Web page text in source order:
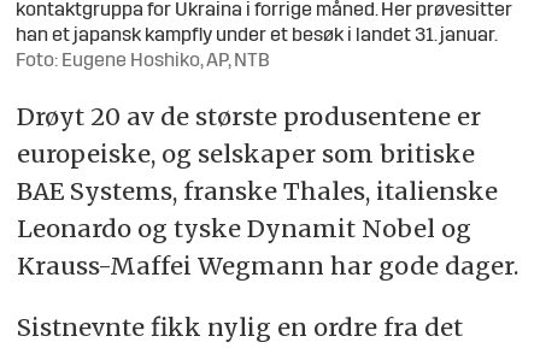
kontaktgruppa for Ukraina i forrige måned. Her prøvesitter
han et japansk kampfly under et besøk i landet 31. januar.
Foto: Eugene Hoshiko, AP, NTB
Drøyt 20 av de største produsentene er
europeiske, og selskaper som britiske
BAE Systems, franske Thales, italienske
Leonardo og tyske Dynamit Nobel og
Krauss-Maffei Wegmann har gode dager.
Sistnevnte fikk nylig en ordre fra det